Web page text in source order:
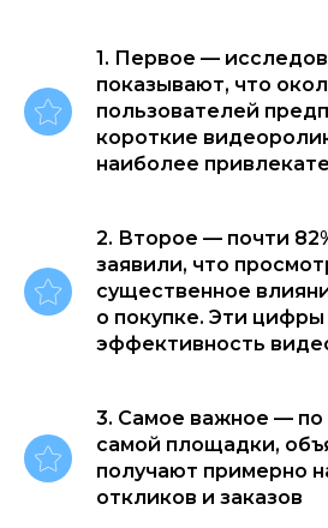
1. Первое —
показывают, что
пользователей
короткие
наиболее
2. Второе — почти
заявили, что
существенное
о покупке. Эти
эффективность
3. Самое важное — по
самой площадки,
получают примерно
откликов и заказов